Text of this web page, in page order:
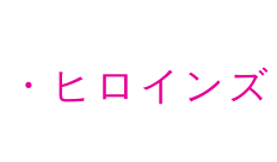
・ヒロインズ